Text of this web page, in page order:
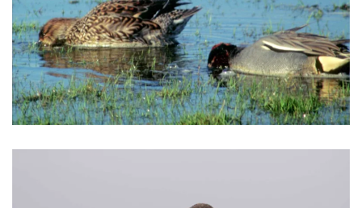
VERGRÖSSERN